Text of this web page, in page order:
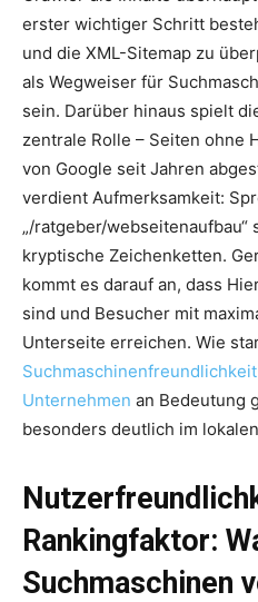
erster wichtiger Schritt
und die XML-Sitemap zu
als Wegweiser für
sein. Darüber hinaus spielt
zentrale Rolle – Seiten ohne
von Google seit Jahren
verdient Aufmerksamkeit:
„/ratgeber/
kryptische Zeichenketten.
kommt es darauf an, dass
sind und Besucher mit
Unterseite erreichen. Wie
Unternehmen an Bedeutung
besonders deutlich im
Rankingfaktor:
Suchmaschinen